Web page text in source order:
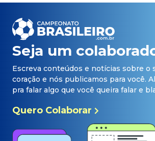
Seja um
Escreva conteúdos e notícias sobre o
coração e nós publicamos para você.
pra falar algo que você queira falar e
Quero Colaborar